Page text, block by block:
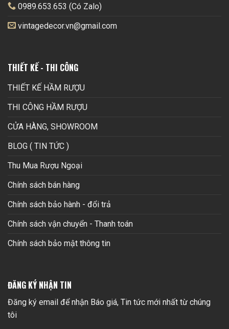
0989.653.653 (Có Zalo)
vintagedecor.vn@gmail.com
THIẾT KẾ - THI CÔNG
THIẾT KẾ HẦM RƯỢU
THI CÔNG HẦM RƯỢU
CỬA HÀNG, SHOWROOM
BLOG ( TIN TỨC )
Thu Mua Rượu Ngoại
Chính sách bán hàng
Chính sách bảo hành - đổi trả
Chính sách vận chuyển - Thanh toán
Chính sách bảo mật thông tin
ĐĂNG KÝ NHẬN TIN
Đăng ký email để nhận Báo giá, Tin tức mới nhất từ chúng
tôi